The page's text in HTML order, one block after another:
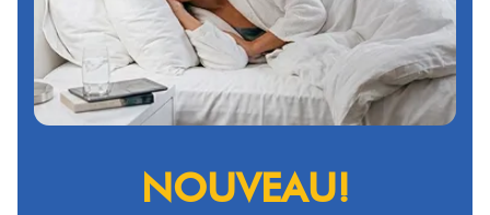
NOUVEAU!